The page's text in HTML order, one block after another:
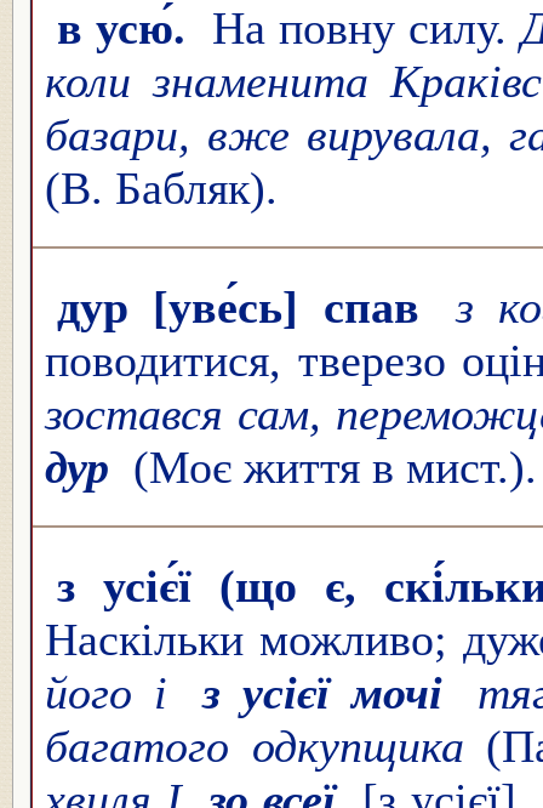
в усю́. На повну силу.
коли знаменита
базари, вже вирувала,
(В. Бабляк).
дур [уве́сь] спав
з
поводитися, тверезо
зостався сам,
дур (Моє життя в мист.).
з усіє́ї (що є,
Наскільки можливо;
його і
з усієї мочі
багатого одкупщика